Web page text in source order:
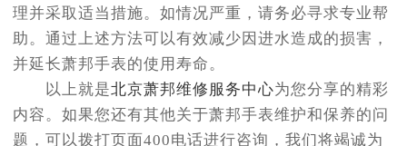
理并采取适当措施。如情况严重，请务必寻求专业帮
助。通过上述方法可以有效减少因进水造成的损害，
并延长萧邦手表的使用寿命。
以上就是北京萧邦维修服务中心为您分享的精彩
内容。如果您还有其他关于萧邦手表维护和保养的问
题，可以拨打页面400电话进行咨询，我们将竭诚为